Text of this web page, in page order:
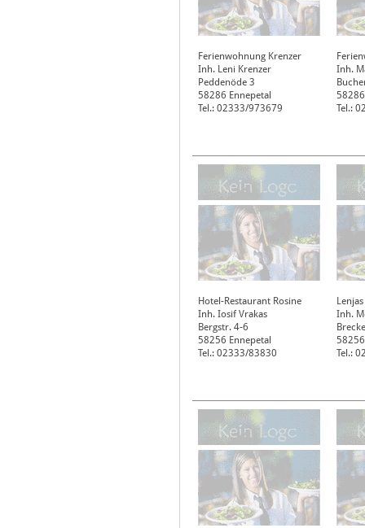
Ferienwohnung Krenzer
Inh. Leni Krenzer
Peddenöde 3
58286 Ennepetal
Tel.: 02333/973679
Inh.
58286
Tel.:
Hotel-Restaurant Rosine
Inh. Iosif Vrakas
Bergstr. 4-6
58256 Ennepetal
Tel.: 02333/83830
Inh.
58256
Tel.: